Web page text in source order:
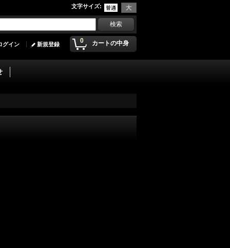
文字サイズ:
0 カートの中身
グイン 新規登録